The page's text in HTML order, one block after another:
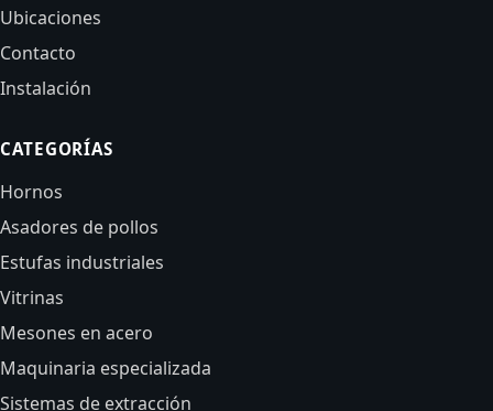
Ubicaciones
Contacto
Instalación
CATEGORÍAS
Hornos
Asadores de pollos
Estufas industriales
Vitrinas
Mesones en acero
Maquinaria especializada
Sistemas de extracción